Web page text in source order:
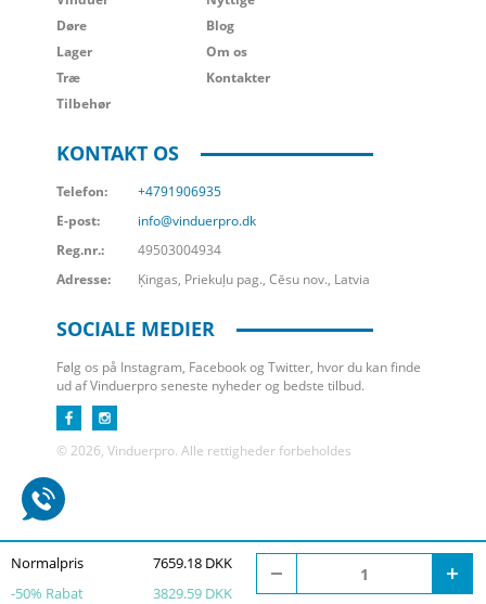
Normalpris
7659.18 DKK
-50% Rabat 3829.59 DKK
Døre
Lager
Træ
Tilbehør
Blog
Om os
Kontakter
KONTAKT OS
Telefon:
+4791906935
E-post:
info@vinduerpro.dk
Reg.nr.:
49503004934
Adresse:
Ķingas, Priekuļu pag., Cēsu nov., Latvia
SOCIALE MEDIER
Følg os på Instagram, Facebook og Twitter, hvor du kan finde
ud af Vinduerpro seneste nyheder og bedste tilbud.
© 2026, Vinduerpro. Alle rettigheder forbeholdes